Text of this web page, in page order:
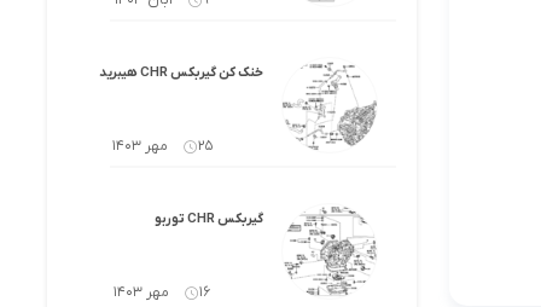
خنک کن گیربکس CHR هیبرید
25 مهر 1403
گیربکس CHR توربو
16 مهر 1403